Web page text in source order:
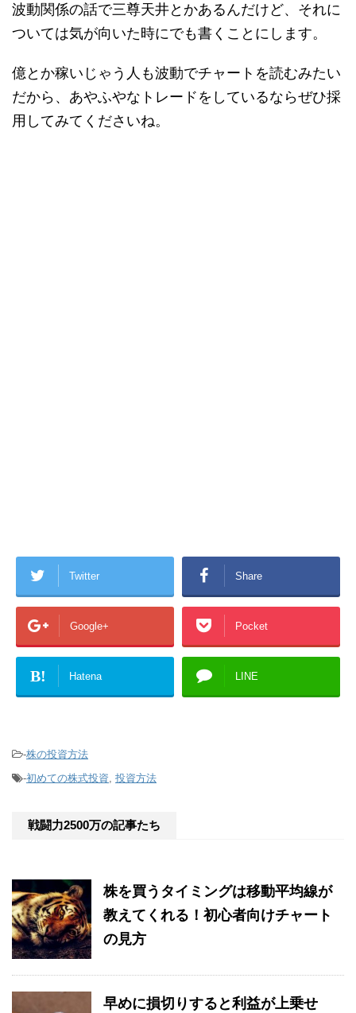
波動関係の話で三尊天井とかあるんだけど、それに
ついては気が向いた時にでも書くことにします。
億とか稼いじゃう人も波動でチャートを読むみたい
だから、あやふやなトレードをしているならぜひ採
用してみてくださいね。
Twitter Share
Google+ Pocket
B! Hatena LINE
-株の投資方法
-初めての株式投資, 投資方法
戦闘力2500万の記事たち
株を買うタイミングは移動平均線が
教えてくれる！初心者向けチャート
の見方
早めに損切りすると利益が上乗せ